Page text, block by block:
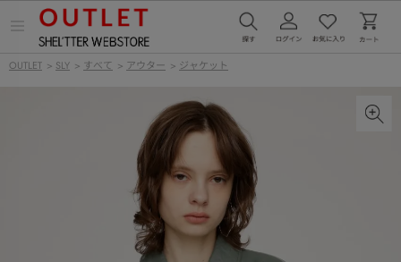
ー
OUTLET > SLY > すべて > アウター > ジャケット